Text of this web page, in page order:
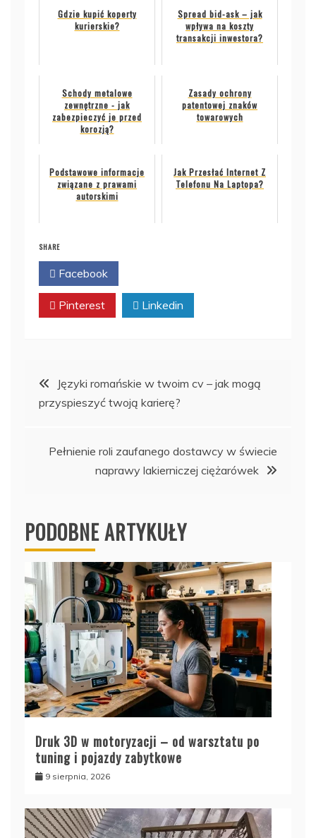
Gdzie kupić koperty
kurierskie?
Spread bid-ask – jak
wpływa na koszty
transakcji inwestora?
Schody metalowe
zewnętrzne - jak
zabezpieczyć je przed
korozją?
Zasady ochrony
patentowej znaków
towarowych
Podstawowe informacje
związane z prawami
autorskimi
Jak Przesłać Internet Z
Telefonu Na Laptopa?
SHARE
Facebook
Pinterest Linkedin
Nawigacja
wpisu
Języki romańskie w twoim cv – jak mogą
przyspieszyć twoją karierę?
Pełnienie roli zaufanego dostawcy w świecie
naprawy lakierniczej ciężarówek
PODOBNE ARTYKUŁY
Druk 3D w motoryzacji – od warsztatu po
tuning i pojazdy zabytkowe
9 sierpnia, 2026